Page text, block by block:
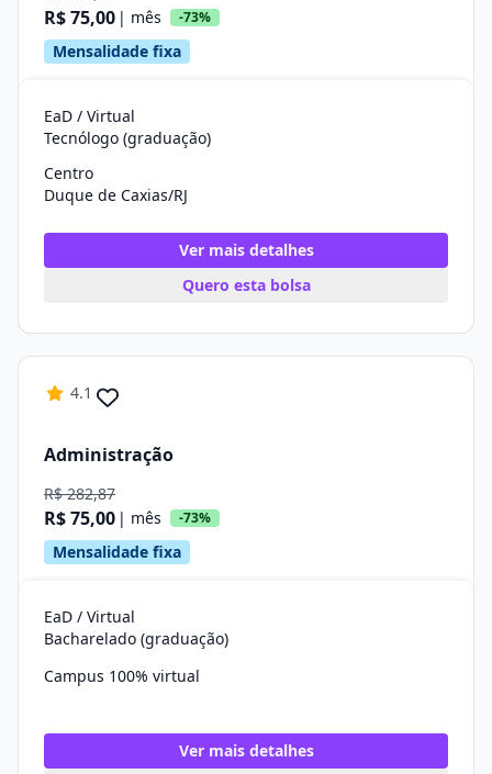
R$ 75,00 | mês -73%
Mensalidade fixa
EaD / Virtual
Tecnólogo (graduação)
Centro
Duque de Caxias/RJ
Ver mais detalhes
Quero esta bolsa
4.1
Administração
R$ 282,87
R$ 75,00 | mês -73%
Mensalidade fixa
EaD / Virtual
Bacharelado (graduação)
Campus 100% virtual
Ver mais detalhes